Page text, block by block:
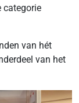
categorie
van hét
van het